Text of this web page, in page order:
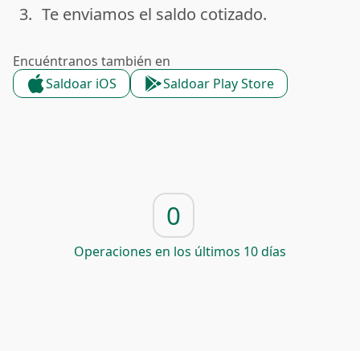
done
3. Te enviamos el saldo cotizado.
Encuéntranos también en
Saldoar iOS
Saldoar Play Store
0
Operaciones en los últimos 10 días